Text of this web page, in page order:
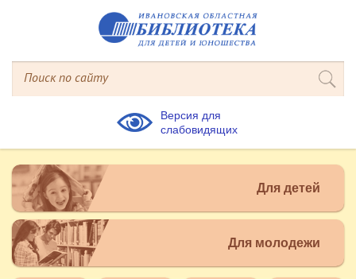
Версия для
слабовидящих
Для детей
Для молодежи